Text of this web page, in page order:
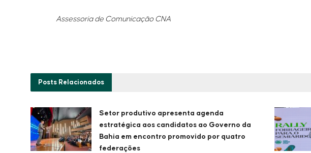
Assessoria de Comunicação CNA
Posts Relacionados
Setor produtivo apresenta agenda
estratégica aos candidatos ao Governo da
Bahia em encontro promovido por quatro
federações